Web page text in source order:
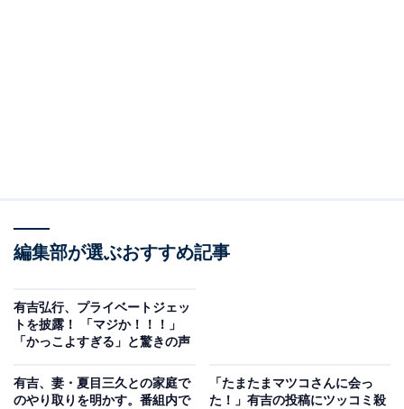
編集部が選ぶおすすめ記事
有吉弘行、プライベートジェッ
トを披露！ 「マジか！！！」
「かっこよすぎる」と驚きの声
有吉、妻・夏目三久との家庭で
のやり取りを明かす。番組内で
「たまたまマツコさんに会っ
た！」有吉の投稿にツッコミ殺